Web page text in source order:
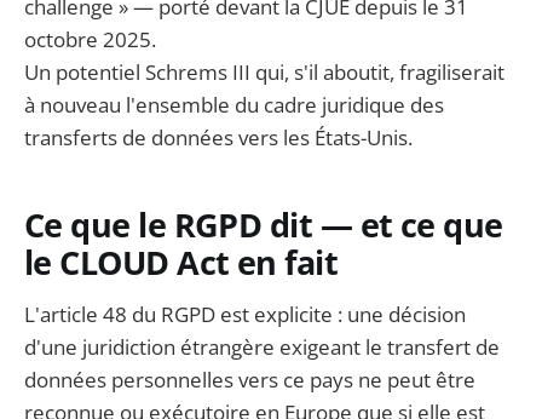
challenge » — porté devant la CJUE depuis le 31
octobre 2025.
Un potentiel Schrems III qui, s'il aboutit, fragiliserait
à nouveau l'ensemble du cadre juridique des
transferts de données vers les États-Unis.
Ce que le RGPD dit — et ce que
le CLOUD Act en fait
L'article 48 du RGPD est explicite : une décision
d'une juridiction étrangère exigeant le transfert de
données personnelles vers ce pays ne peut être
reconnue ou exécutoire en Europe que si elle est